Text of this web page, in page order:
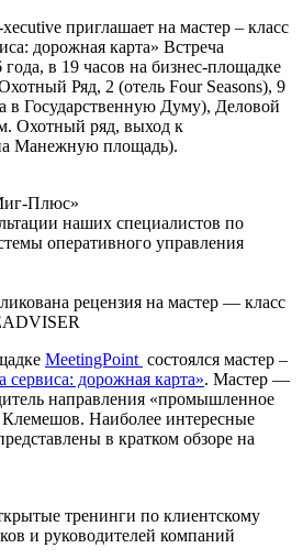
приглашает на мастер – класс
дорожная карта» Встреча
года, в 19 часов на бизнес-площадке
Ряд, 2 (отель Four Seasons), 9
в Государственную Думу), Деловой
Охотный ряд, выход к
Манежную площадь).
Плюс»
наших специалистов по
оперативного управления
рецензия на мастер — класс
MeetingPoint состоялся мастер –
дорожная карта». Мастер —
направления «промышленное
Наиболее интересные
в кратком обзоре на
тренинги по клиентскому
и руководителей компаний